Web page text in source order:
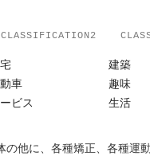
CLASSIFICATION2
車
ビス
建築
趣味
生活
の他に、各種矯正、各種運